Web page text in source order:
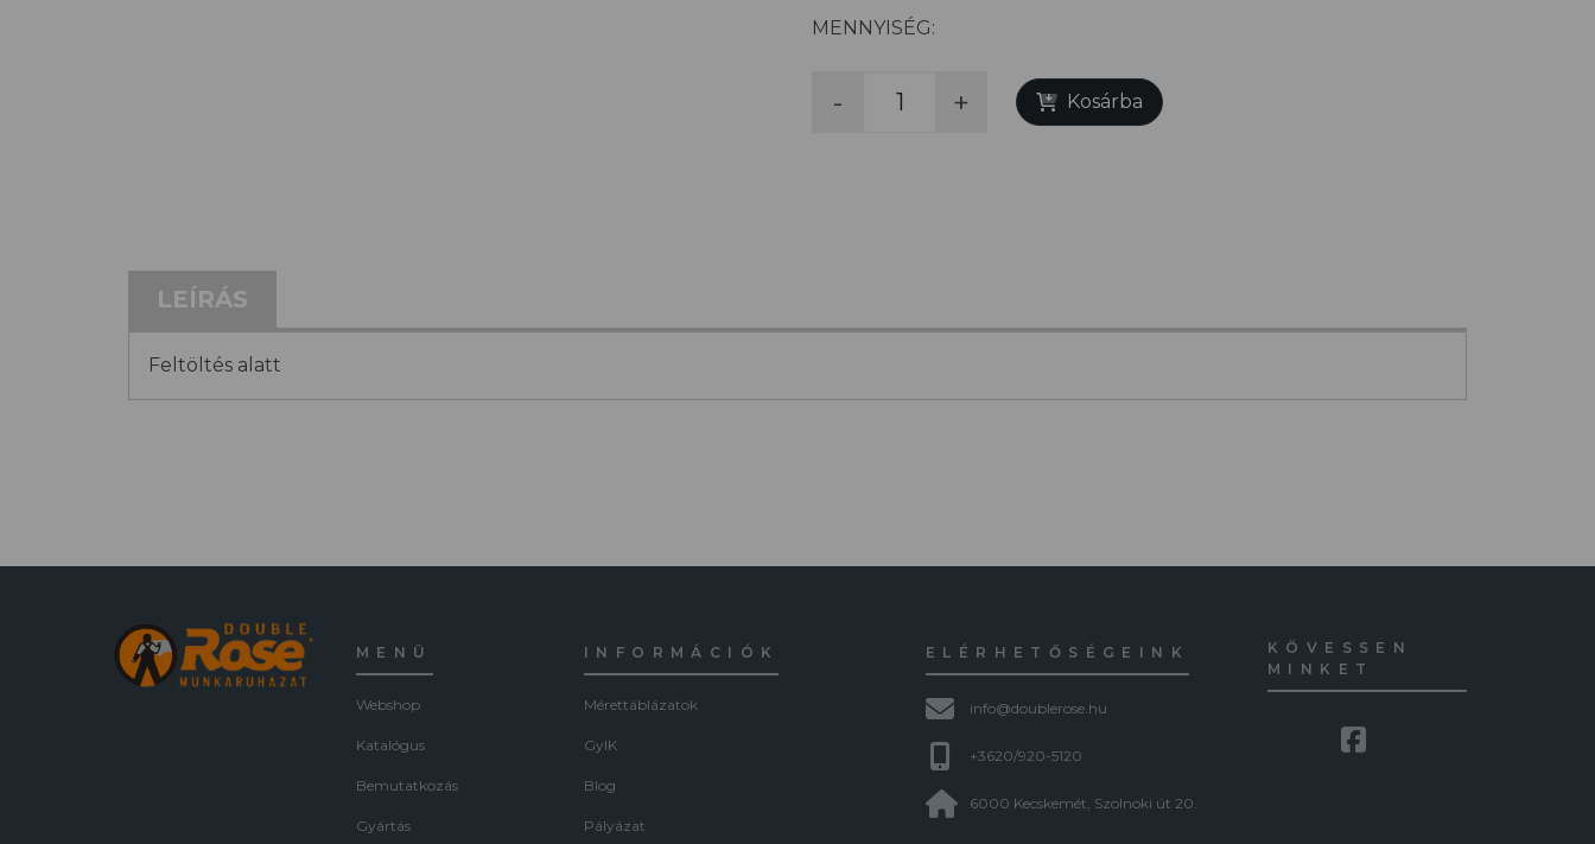
MENNYISÉG:
- + Kosárba
LEÍRÁS
Feltöltés alatt
MENÜ
Webshop
Katalógus
Bemutatkozás
Gyártás
INFORMÁCIÓK
Mérettáblázatok
GyIK
Blog
Pályázat
ELÉRHETŐSÉGEINK
info@doublerose.hu
+3620/920-5120
6000 Kecskemét, Szolnoki út 20.
KÖVESSEN
MINKET